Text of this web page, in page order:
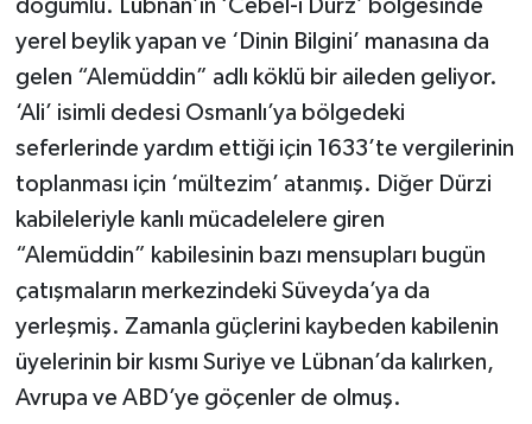
doğumlu. Lübnan’ın ‘Cebel-i Dürz’ bölgesinde
yerel beylik yapan ve ‘Dinin Bilgini’ manasına da
gelen “Alemüddin” adlı köklü bir aileden geliyor.
‘Ali’ isimli dedesi Osmanlı’ya bölgedeki
seferlerinde yardım ettiği için 1633’te vergilerinin
toplanması için ‘mültezim’ atanmış. Diğer Dürzi
kabileleriyle kanlı mücadelelere giren
“Alemüddin” kabilesinin bazı mensupları bugün
çatışmaların merkezindeki Süveyda’ya da
yerleşmiş. Zamanla güçlerini kaybeden kabilenin
üyelerinin bir kısmı Suriye ve Lübnan’da kalırken,
Avrupa ve ABD’ye göçenler de olmuş.
YAŞAM